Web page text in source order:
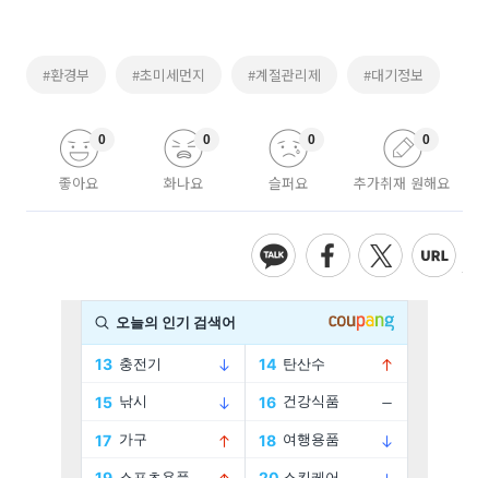
#환경부 #초미세먼지 #계절관리제 #대기정보
좋아요
0
화나요
0
슬퍼요
0
추가취재 원해요
0